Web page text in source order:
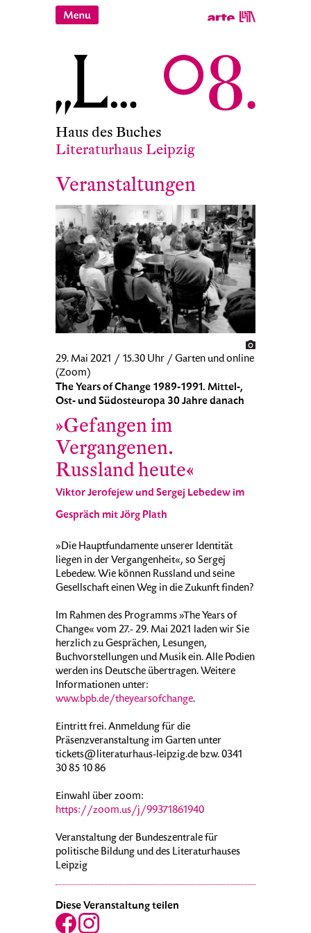
Haus des Buches
Literaturhaus Leipzig
Veranstaltungen
29. Mai 2021 / 15.30 Uhr / Garten und online
(Zoom)
The Years of Change 1989-1991. Mittel-,
Ost- und Südosteuropa 30 Jahre danach
»Gefangen im
Vergangenen.
Russland heute«
Viktor Jerofejew und Sergej Lebedew im
Gespräch mit Jörg Plath
»Die Hauptfundamente unserer Identität
liegen in der Vergangenheit«, so Sergej
Lebedew. Wie können Russland und seine
Gesellschaft einen Weg in die Zukunft finden?
Im Rahmen des Programms »The Years of
Change« vom 27.- 29. Mai 2021 laden wir Sie
herzlich zu Gesprächen, Lesungen,
Buchvorstellungen und Musik ein. Alle Podien
werden ins Deutsche übertragen. Weitere
Informationen unter:
www.bpb.de/theyearsofchange.
Eintritt frei. Anmeldung für die
Präsenzveranstaltung im Garten unter
tickets@literaturhaus-leipzig.de bzw. 0341
30 85 10 86
Einwahl über zoom:
https://zoom.us/j/99371861940
Veranstaltung der Bundeszentrale für
politische Bildung und des Literaturhauses
Leipzig
Diese Veranstaltung teilen